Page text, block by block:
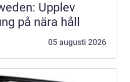
Upplev
på nära håll
05 augusti 2026